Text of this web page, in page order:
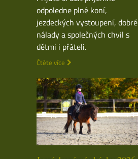
odpoledne plné koní,
jezdeckých vystoupení, dobré
nálady a společných chvil s
dětmi i přáteli.
Čtěte více